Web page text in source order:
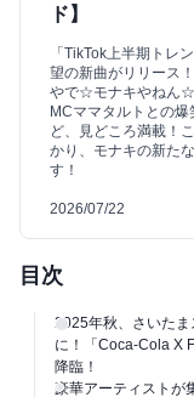
ド】
「TikTok上半期トレ
望の新曲がリリース
やで☆モナキやねん☆
MCママタルトとの
ど、見どころ満載！
かり、モナキの新た
す！
2026/07/22
目次
2025年秋、さいた
に！「Coca-Cola X
降臨！
豪華アーティストが